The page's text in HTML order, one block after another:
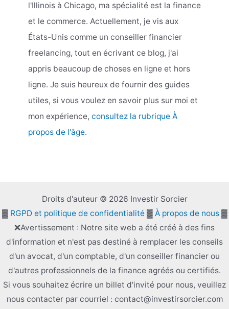
l'Illinois à Chicago, ma spécialité est la finance
et le commerce. Actuellement, je vis aux
États-Unis comme un conseiller financier
freelancing, tout en écrivant ce blog, j'ai
appris beaucoup de choses en ligne et hors
ligne. Je suis heureux de fournir des guides
utiles, si vous voulez en savoir plus sur moi et
mon expérience, consultez la rubrique À
propos de l'âge.
Droits d'auteur © 2026 Investir Sorcier
▓ RGPD et politique de confidentialité▓ À propos de nous▓
❌Avertissement : Notre site web a été créé à des fins
d'information et n'est pas destiné à remplacer les conseils
d'un avocat, d'un comptable, d'un conseiller financier ou
d'autres professionnels de la finance agréés ou certifiés.
Si vous souhaitez écrire un billet d'invité pour nous, veuillez
nous contacter par courriel : contact@investirsorcier.com